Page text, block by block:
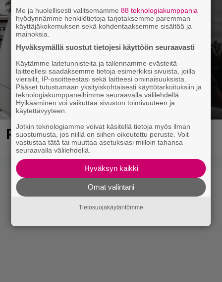
Poliisi pyytää apua Jämsässä
Me ja huolellisesti valitsemamme88 teknologiakumppania
hyödynnämme henkilötietoja tarjotaksemme paremman
käyttäjäkokemuksen sekä kohdentaaksemme sisältöä ja
mainoksia.
Hyväksymällä suostut tietojesi käyttöön seuraavasti
Käytämme laitetunnisteita ja tallennamme evästeitä
laitteellesi saadaksemme tietoja esimerkiksi sivuista, joilla
vierailit, IP-osoitteestasi sekä laitteesi ominaisuuksista.
Pääset tutustumaan yksityiskohtaisesti käyttötarkoituksiin ja
teknologiakumppaneihimme seuraavalla välilehdellä.
Hylkääminen voi vaikuttaa sivuston toimivuuteen ja
käytettävyyteen.
Jotkin teknologiamme voivat käsitellä tietoja myös ilman
suostumusta, jos niillä on siihen oikeutettu peruste. Voit
vastustaa tätä tai muuttaa asetuksiasi milloin tahansa
seuraavalla välilehdellä.
Hyväksyn kaikki
Omat valintani
Tietosuojakäytäntömme